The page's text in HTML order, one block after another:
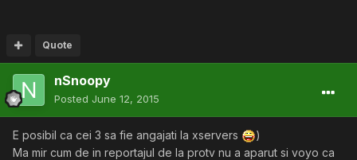
Quote
nSnoopy
Posted June 12, 2015
E posibil ca cei 3 sa fie angajati la xservers
)
Ma mir cum de in reportajul de la protv nu a aparut si voyo ca